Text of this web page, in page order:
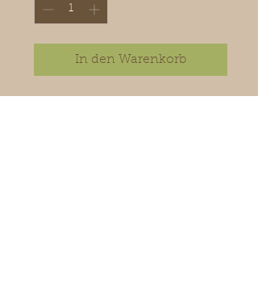
In den Warenkorb